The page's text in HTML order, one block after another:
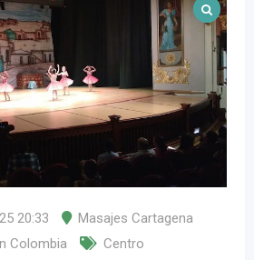
20:33
Masajes Cartagena
Colombia
Centro